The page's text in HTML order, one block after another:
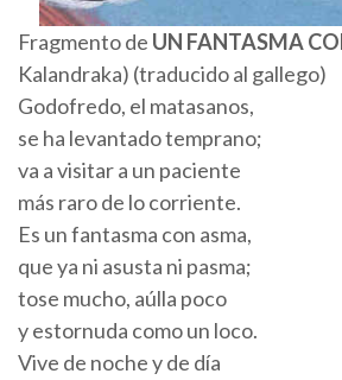
Fragmento de UN FANTASMA
Kalandraka) (traducido al gallego)
Godofredo, el matasanos,
se ha levantado temprano;
va a visitar a un paciente
más raro de lo corriente.
Es un fantasma con asma,
que ya ni asusta ni pasma;
tose mucho, aúlla poco
y estornuda como un loco.
Vive de noche y de día